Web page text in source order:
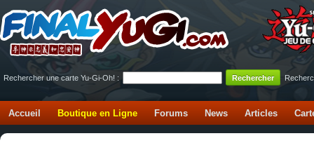
Rechercher une carte Yu-Gi-Oh! :
Accueil Boutique en Ligne Forums News Articles